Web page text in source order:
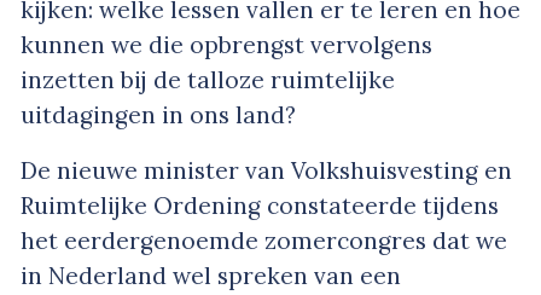
kijken: welke lessen vallen er te leren en hoe
kunnen we die opbrengst vervolgens
inzetten bij de talloze ruimtelijke
uitdagingen in ons land?
De nieuwe minister van Volkshuisvesting en
Ruimtelijke Ordening constateerde tijdens
het eerdergenoemde zomercongres dat we
in Nederland wel spreken van een